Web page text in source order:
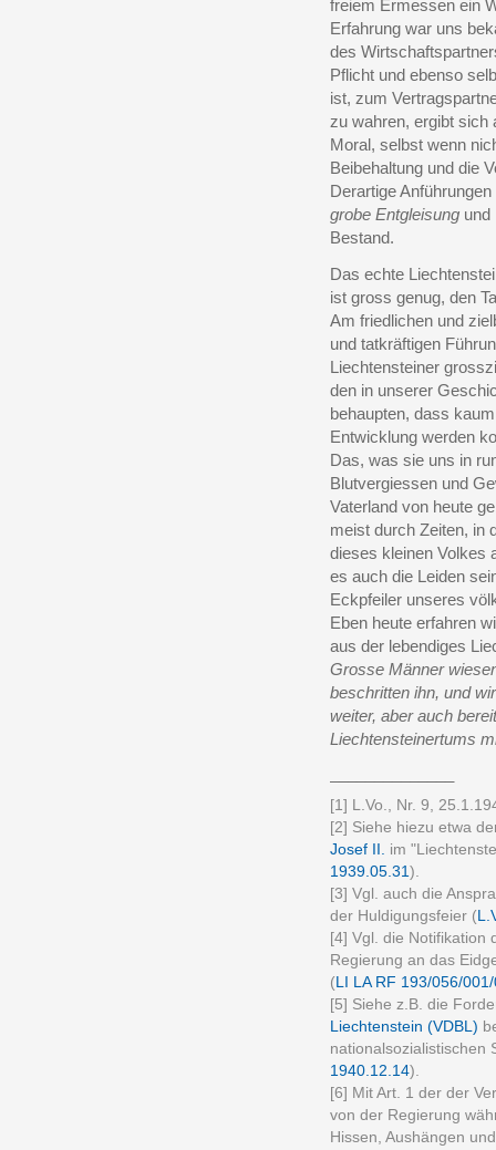
freiem Ermessen ein
Erfahrung war uns
des
Pflicht und ebenso
ist, zum
zu wahren, ergibt sich
Moral, selbst wenn
Beibehaltung und die
Derartige
grobe Entgleisung und
Bestand.
Das echte
ist gross genug, den
Am friedlichen und
und tatkräftigen
Liechtensteiner
den in unserer
behaupten, dass
Entwicklung werden
Das, was sie uns in
Blutvergiessen und
Vaterland von heute
meist durch Zeiten, in
dieses kleinen Volkes
es auch die Leiden
Eckpfeiler unseres
Eben heute erfahren
aus der lebendiges
Grosse Männer
beschritten ihn, und
weiter, aber auch
Liechtensteinertums
[1] L.Vo., Nr. 9,
[2] Siehe hiezu etwa
Josef II. im
1939.05.31).
[3] Vgl. auch die
der Huldigungsfeier (
[4] Vgl. die Notifikation
Regierung an das
(LI LA RF 193/056/
[5] Siehe z.B. die
Liechtenstein (VDBL)
nationalsozialistischen
1940.12.14).
[6] Mit Art. 1 der der
von der Regierung
Hissen, Aushängen